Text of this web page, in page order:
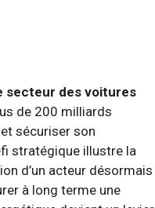
secteur des voitures
de 200 milliards
sécuriser son
stratégique illustre la
d’un acteur désormais
à long terme une